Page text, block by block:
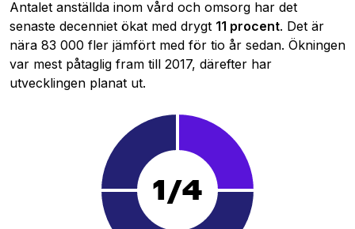
Antalet anställda inom vård och omsorg har det
senaste decenniet ökat med drygt 11 procent. Det är
nära 83 000 fler jämfört med för tio år sedan. Ökningen
var mest påtaglig fram till 2017, därefter har
utvecklingen planat ut.
1/4